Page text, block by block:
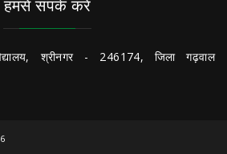
हमसे संपर्क करें
श्रीनगर - 246174, जिला गढ़वाल